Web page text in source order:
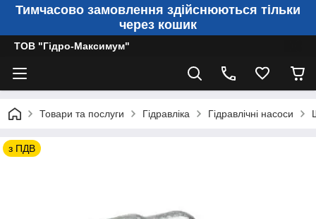
Тимчасово замовлення здійснюються тільки
через кошик
ТОВ "Гідро-Максимум"
Товари та послуги Гідравліка Гідравлічні насоси
з ПДВ